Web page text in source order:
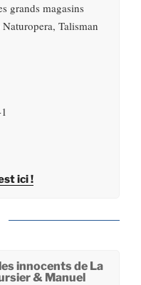
grands magasins
Talisman
ici !
innocents de La
& Manuel